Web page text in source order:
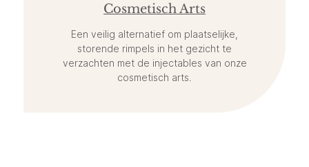
Cosmetisch Arts
Een veilig alternatief om plaatselijke,
storende rimpels in het gezicht te
verzachten met de injectables van onze
cosmetisch arts.